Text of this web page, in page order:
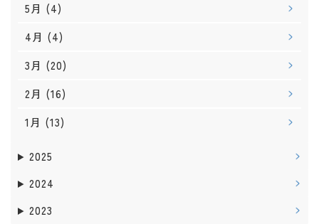
5月 (4)
4月 (4)
3月 (20)
2月 (16)
1月 (13)
2025
2024
2023